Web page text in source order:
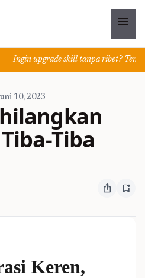
menu
Ingin upgrade skill tanpa ribet?
10, 2023
Tiba
ios_share bookmark_add
Keren,